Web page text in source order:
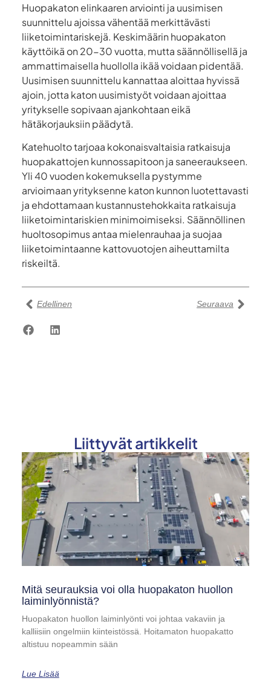
Huopakaton elinkaaren arviointi ja uusimisen
suunnittelu ajoissa vähentää merkittävästi
liiketoimintariskejä. Keskimäärin huopakaton
käyttöikä on 20-30 vuotta, mutta säännöllisellä ja
ammattimaisella huollolla ikää voidaan pidentää.
Uusimisen suunnittelu kannattaa aloittaa hyvissä
ajoin, jotta katon uusimistyöt voidaan ajoittaa
yritykselle sopivaan ajankohtaan eikä
hätäkorjauksiin päädytä.
Katehuolto tarjoaa kokonaisvaltaisia ratkaisuja
huopakattojen kunnossapitoon ja saneeraukseen.
Yli 40 vuoden kokemuksella pystymme
arvioimaan yrityksenne katon kunnon luotettavasti
ja ehdottamaan kustannustehokkaita ratkaisuja
liiketoimintariskien minimoimiseksi. Säännöllinen
huoltosopimus antaa mielenrauhaa ja suojaa
liiketoimintaanne kattovuotojen aiheuttamilta
riskeiltä.
Edellinen Seuraava
Liittyvät artikkelit
Mitä seurauksia voi olla huopakaton huollon
laiminlyönnistä?
Huopakaton huollon laiminlyönti voi johtaa vakaviin ja
kalliisiin ongelmiin kiinteistössä. Hoitamaton huopakatto
altistuu nopeammin sään
Lue Lisää